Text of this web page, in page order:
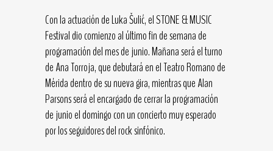
Con la actuación de Luka Šulić, el STONE & MUSIC
Festival dio comienzo al último fin de semana de
programación del mes de junio. Mañana será el turno
de Ana Torroja, que debutará en el Teatro Romano de
Mérida dentro de su nueva gira, mientras que Alan
Parsons será el encargado de cerrar la programación
de junio el domingo con un concierto muy esperado
por los seguidores del rock sinfónico.